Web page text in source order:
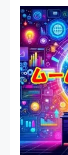
—
ム
ー
ム
ー
ド
メ
イ
ン
で
は
簡
単
操
作
で
ネ
ー
ム
サ